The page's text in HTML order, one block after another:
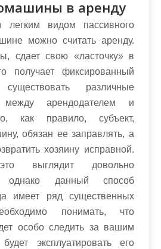
в аренду
видом пассивного
можно считать аренду.
сдает свою «ласточку» в
получает фиксированный
различные
между арендодателем и
как правило, субъект,
обязан ее заправлять, а
хозяину исправной.
выглядит довольно
однако данный способ
имеет ряд существенных
понимать, что
особо следить за вашим
эксплуатировать его